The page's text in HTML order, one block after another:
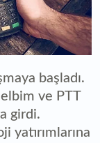
başladı.
ve PTT
girdi.
yatırımlarına